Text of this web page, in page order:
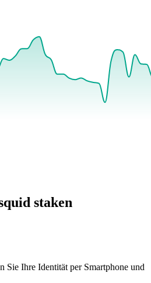
staken
Sie Ihre Identität per Smartphone und